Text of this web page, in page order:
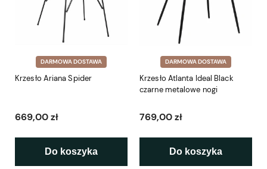
DARMOWA DOSTAWA
Krzesło Ariana Spider
669,00 zł
Do koszyka
DARMOWA DOSTAWA
Krzesło Atlanta Ideal Black
czarne metalowe nogi
769,00 zł
Do koszyka